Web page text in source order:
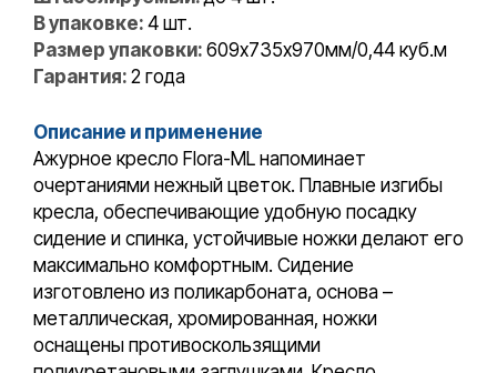
В упаковке: 4 шт.
Размер упаковки: 609х735х970мм/0,44 куб.м
Гарантия: 2 года
Описание и применение
Ажурное кресло Flora-ML напоминает
очертаниями нежный цветок. Плавные изгибы
кресла, обеспечивающие удобную посадку
сидение и спинка, устойчивые ножки делают его
максимально комфортным. Сидение
изготовлено из поликарбоната, основа –
металлическая, хромированная, ножки
оснащены противоскользящими